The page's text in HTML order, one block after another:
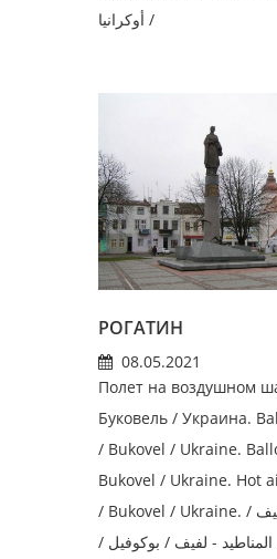
/ أوكرانيا
РОГАТИН
08.05.2021
Полет на воздушном
Буковель / Украина.
/ Bukovel / Ukraine.
Bukovel / Ukraine. Hot
/ Bukovel / Ukraine. رحلة المنطاد - لفيف /
المناطيد - لفيف / بوكوفيل /